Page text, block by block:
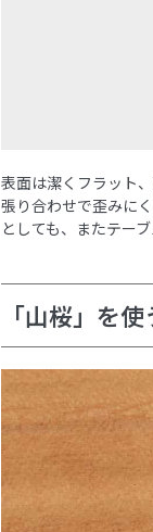
表面は潔くフラット
張り合わせで歪みに
としても、またテー
「山桜」を